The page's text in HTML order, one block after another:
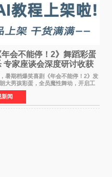
年会不能停！2》舞蹈彩蛋
专家座谈会深度研讨收获
期档爆笑喜剧《年会不能停！2》发
大男孩彩蛋，全员魔性舞动，开启工
。影片于昨日同步举办专家座谈会，
年、总制片人应萝佳出席现场，与一众
专家
新闻